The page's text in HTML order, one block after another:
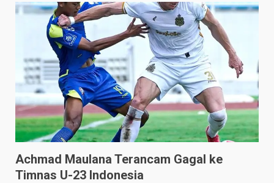
Achmad Maulana Terancam Gagal ke
Timnas U-23 Indonesia